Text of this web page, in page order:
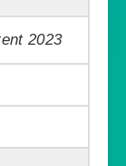
2023